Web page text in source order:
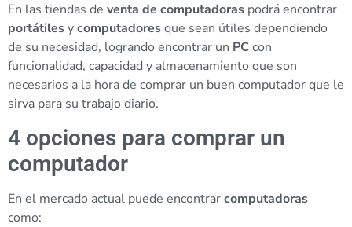
En las tiendas de venta de computadoras podrá encontrar
portátilesycomputadoresque sean útiles dependiendo
de su necesidad, logrando encontrar un PCcon
funcionalidad, capacidad y almacenamiento que son
necesarios a la hora de comprar un buen computador que le
sirva para su trabajo diario.
4 opciones para comprar un
computador
En el mercado actual puede encontrarcomputadoras
como: